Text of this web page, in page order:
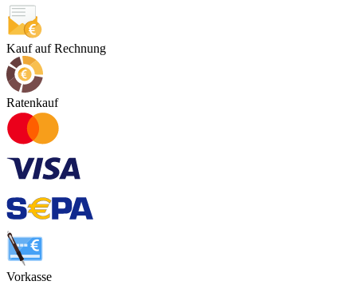
Kauf auf Rechnung
Ratenkauf
Vorkasse